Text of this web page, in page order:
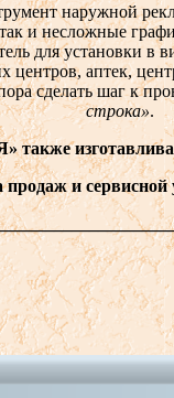
наружной
и несложные
для установки в
аптек,
сделать шаг к
строка».
и сервисной